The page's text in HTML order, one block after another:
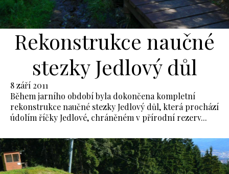
Rekonstrukce naučné
stezky Jedlový důl
8 září 2011
Během jarního období byla dokončena kompletní
rekonstrukce naučné stezky Jedlový důl, která prochází
údolím říčky Jedlové, chráněném v přírodní rezerv...